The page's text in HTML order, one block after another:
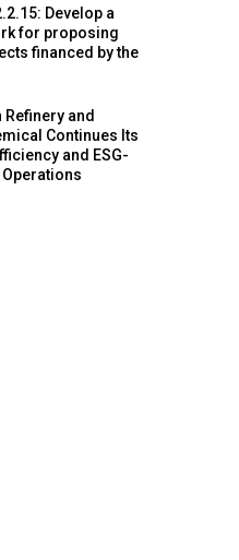
Develop a
for proposing
financed by the
Refinery and
Continues Its
and ESG-